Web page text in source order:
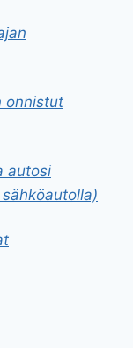
onnistut
autosi